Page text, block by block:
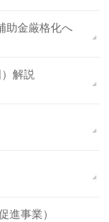
助金厳格化へ
解説
進事業）